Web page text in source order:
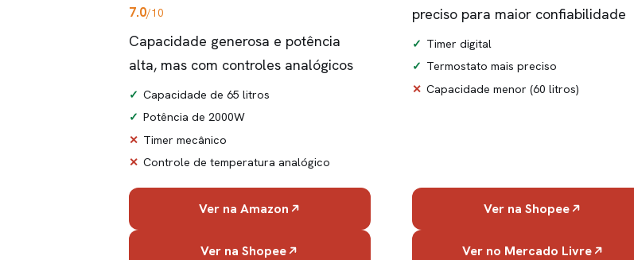
7.0/10
Capacidade generosa e potência
alta, mas com controles analógicos
Capacidade de 65 litros
Potência de 2000W
Timer mecânico
Controle de temperatura analógico
Ver na Amazon
Ver na Shopee
preciso para maior confiabilidade
Timer digital
Termostato mais preciso
Capacidade menor (60 litros)
Ver na Shopee
Ver no Mercado Livre